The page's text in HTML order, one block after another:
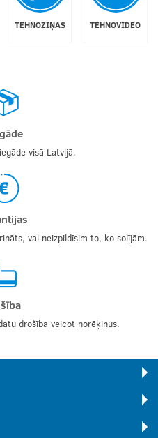
TEHNOZIŅAS TEHNOVIDEO
visā Latvijā.
vai neizpildīsim to, ko solījām.
drošība veicot norēķinus.